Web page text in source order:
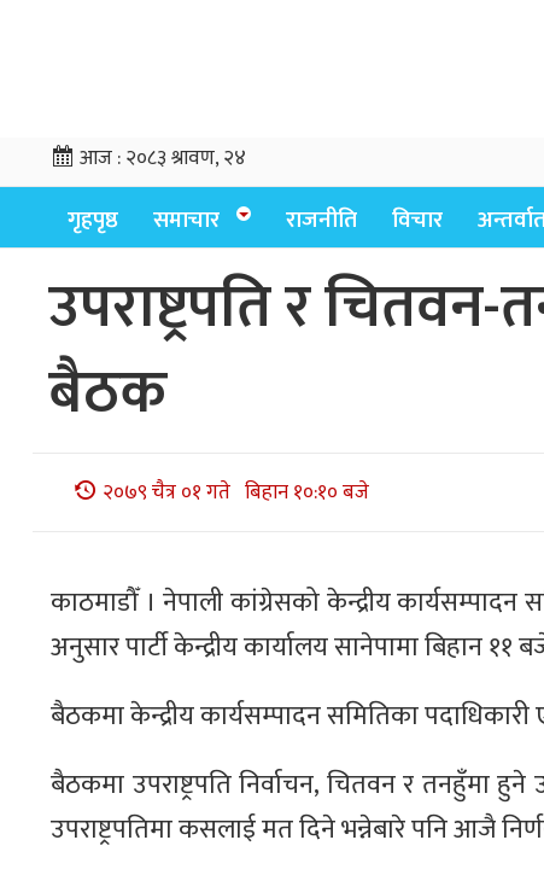
आज :२०८३ श्रावण, २४
गृहपृष्ठ समाचार राजनीति विचार
उपराष्ट्रपति र
बैठक
२०७९ चैत्र ०१ गते बिहान १०:१० बजे
काठमाडौँ । नेपाली कांग्रेसको केन्द्रीय
अनुसार पार्टी केन्द्रीय कार्यालय सानेपामा बिहान
बैठकमा केन्द्रीय कार्यसम्पादन समितिका
बैठकमा उपराष्ट्रपति निर्वाचन, चितवन र तनहुँमा
उपराष्ट्रपतिमा कसलाई मत दिने भन्नेबार‍े पनि आजै